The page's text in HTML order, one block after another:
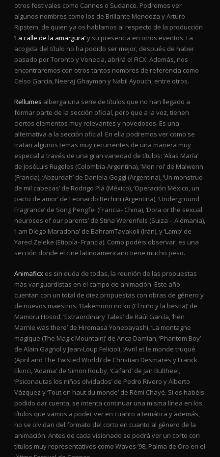
otros festivales como Cannes o Sudance. Podremos ver
algunos nombres como los de Brillante Mendoza y Arturo
Ripstein, de quien ya os hablamos al respecto de la producción
‘La calle de la amargura’y su presencia en otros eventos. La
acogida del título no ha podido ser mejor, después de haber
pasado por Toronto y Venecia, abrirá el FICX. Además, nos
encontraremos con otros tantos nombres de referencia como
Celso García, Neeraj Ghayman y Nabil Ayouch, entre otros.
Rellumes alberga una serie de títulos que no han llegado a
formar parte de la sección oficial, pero que a la vez, tienen
ciertos elementos muy relevantes y novedosos. Es una
alternativa a la sección oficial. En ella podremos ver como se
tratan algunos temas muy recurrentes de una manera muy
especial a través de una gran variedad de títulos: ‘Alias María’
de JoséLuis Rugeles (Colombia-Argentina), ‘Mon roi’ de Maïwenn
(Francia), ‘Abzurdah’ de Daniela Goggi (Argentina), ‘Un monstruo
de mil cabezas’ de Rodrigo Plá (México), ‘Operación México, un
pacto de amor’ de Leonardo Bechini (Argentina), ‘Underground
Fragrance’ de Song Pengfei (Francia- China), ‘Dora or the sexual
neuroses of our parents’ de Stina Werenfels (Suiza – Alemania),
‘I am Diego Maradona’ de BahramTavakoli (Irán), y ‘Lamb’ de
Yared Zeleke (Etiopía- Francia). Como podéis observar, es una
sección donde el cine latinoamericano tiene mucho peso.
Animaficx es sin duda de todas, la reunión de las propuestas
más vanguardistas en el campo de animación. Este año
cuentan con un total de diez propuestas con obras de género y
de nuevos maestros: ‘Bakemono no ko (El niño y la bestia)’ de
Mamoru Hosod, ‘Extraordinary Tales’ de Raúl García, ‘hen
Marnie was there’ de Hiromasa Yonebayashi, ‘La montagne
magique (The Magic Mountain)’ de Anca Damian, ‘Phantom Boy’
de Alain Gagnol y Jean-Loup Felicioli, ‘Avril et le monde truqué
(April and The Twisted World)’ de Christian Desmares y Franck
Ekinci, ‘Adama’ de Simon Rouby, ‘Cafard’ de Jan Bultheel,
‘Psiconautas los niños olvidados’ de Pedro Rivero y Alberto
Vázquez y ‘Tout en haut du monde’ de Rémi Chayé. Si os habéis
podido dar cuenta, se intenta continuar una misma línea en los
títulos que vamos a poder ver en cuanto a temática y además,
no se olvidan del formato del corto en cuanto al género de la
animación. Antes de cada visionado se podrá ver un corto con
títulos muy representativos como Waves ’98, Palma de Oro en el